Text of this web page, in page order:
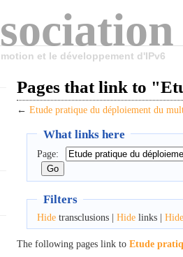
et le développement d'IPv6
Pages that link to
← Etude pratique du déploiement du
What links here
Page:
Filters
Hidetransclusions | Hidelinks | Hide
The following pages link to Etude